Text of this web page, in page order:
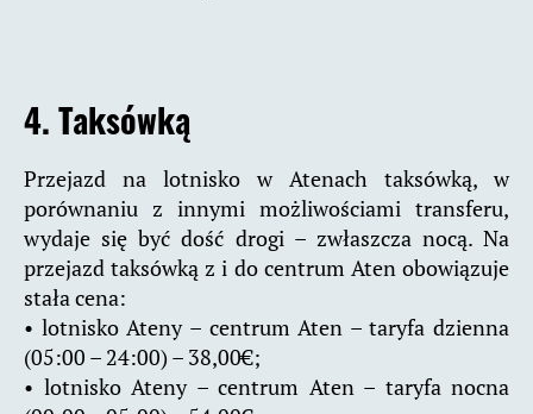
4. Taksówką
Przejazd na lotnisko w Atenach taksówką, w
porównaniu z innymi możliwościami transferu,
wydaje się być dość drogi – zwłaszcza nocą. Na
przejazd taksówką z i do centrum Aten obowiązuje
stała cena:
• lotnisko Ateny – centrum Aten – taryfa dzienna
(05:00 – 24:00) – 38,00€;
• lotnisko Ateny – centrum Aten – taryfa nocna